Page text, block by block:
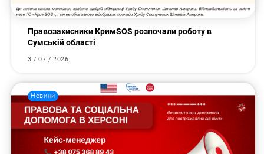
Правозахисники КримSOS розпочали роботу в
Сумській області
3 / 07 / 2026
Новини